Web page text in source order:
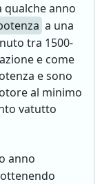
qualche anno
a una
tra 1500-
e come
e sono
al minimo
vatutto
anno